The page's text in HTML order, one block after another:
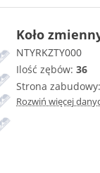
Koło
NTYRKZTY000
Ilość zębów: 36
Strona zabudowy:
Rozwiń więcej